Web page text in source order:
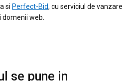
si Perfect-Bid, cu serviciul de vanzare
web.
se pune in